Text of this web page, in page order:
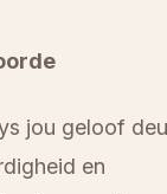
jou geloof
en